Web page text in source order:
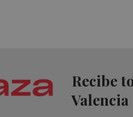
Recibe